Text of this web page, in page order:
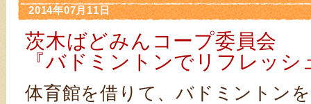
2014年07月11日
茨木ばどみんコープ委員会
『バドミントンでリフレッシ
体育館を借りて、バドミントン